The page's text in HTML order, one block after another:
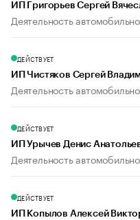
ИП Григорьев Сергей
Деятельность
ДЕЙСТВУЕТ
ИП Чистяков Сергей
Деятельность
ДЕЙСТВУЕТ
ИП Урычев Денис
Деятельность
ДЕЙСТВУЕТ
ИП Копылов Алексей